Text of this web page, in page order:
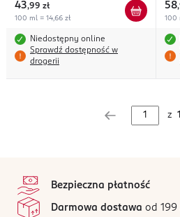
43,99 zł
100 ml = 14,66 zł
Niedostępny online
Sprawdź dostępność w
drogerii
58,
100
z 1
Bezpieczna płatność
Darmowa dostawa od 199